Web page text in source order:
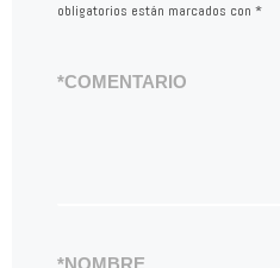
obligatorios están marcados con *
COMENTARIO
*